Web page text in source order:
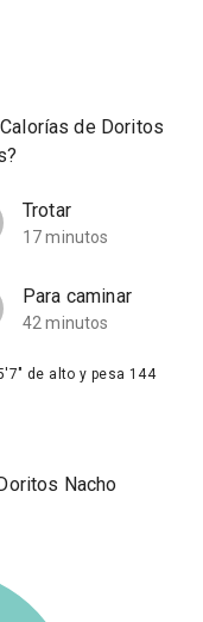
de Doritos
Trotar
17 minutos
Para caminar
42 minutos
de alto y pesa 144
Nacho